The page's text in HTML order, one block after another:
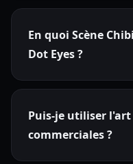
En quoi Scène
Dot Eyes ?
Puis-je utiliser l'art
commerciales ?